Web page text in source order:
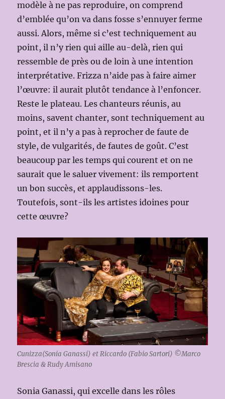
modèle à ne pas reproduire, on comprend
d’emblée qu’on va dans fosse s’ennuyer ferme
aussi. Alors, même si c’est techniquement au
point, il n’y rien qui aille au-delà, rien qui
ressemble de près ou de loin à une intention
interprétative. Frizza n’aide pas à faire aimer
l’œuvre: il aurait plutôt tendance à l’enfoncer.
Reste le plateau. Les chanteurs réunis, au
moins, savent chanter, sont techniquement au
point, et il n’y a pas à reprocher de faute de
style, de vulgarités, de fautes de goût. C’est
beaucoup par les temps qui courent et on ne
saurait que le saluer vivement: ils remportent
un bon succès, et applaudissons-les.
Toutefois, sont-ils les artistes idoines pour
cette œuvre?
Cunizza(Sonia Ganassi) et Riccardo (Fabio Sartori) ©Marco
Brescia & Rudy Amisano
Sonia Ganassi, qui excelle dans les rôles